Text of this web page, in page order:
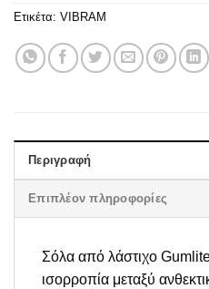
Ετικέτα: VIBRAM
Περιγραφή
Επιπλέον πληροφορίες
Σόλα από λάστιχο
ισορροπία μεταξύ